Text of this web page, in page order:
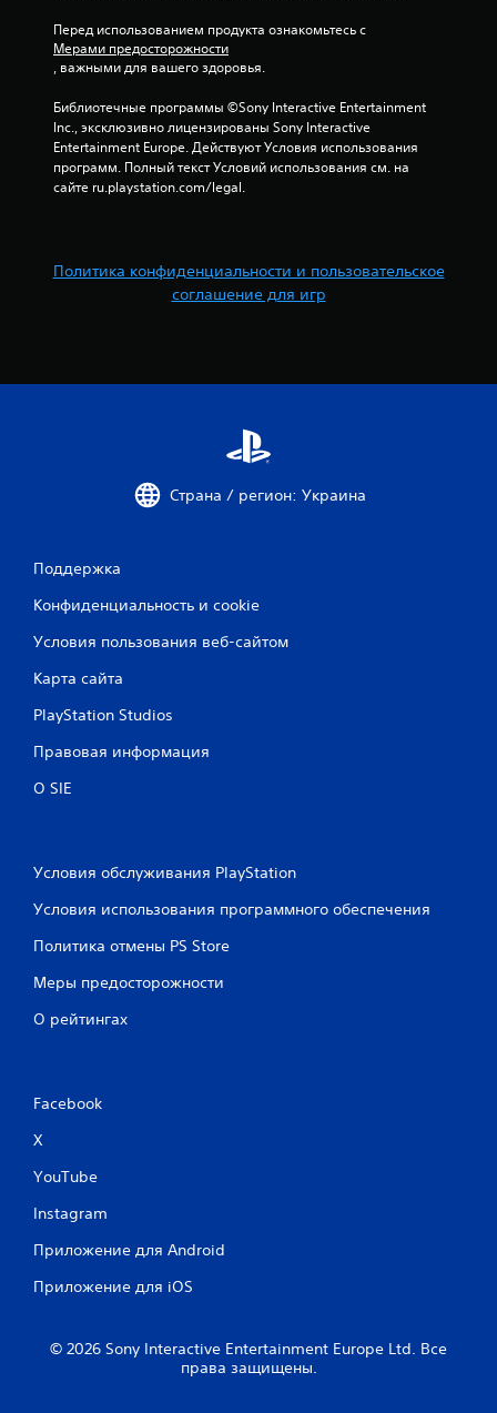
и
3
5
о
н
Перед использованием продукта ознакомьтесь с
Мерами предосторожности
, важными для вашего здоровья.
Библиотечные программы ©Sony Interactive Entertainment
Inc., эксклюзивно лицензированы Sony Interactive
Entertainment Europe. Действуют Условия использования
программ. Полный текст Условий использования см. на
сайте ru.playstation.com/legal.
Политика конфиденциальности и пользовательское
соглашение для игр
Страна / регион: Украина
Поддержка
Конфиденциальность и cookie
Условия пользования веб-сайтом
Карта сайта
PlayStation Studios
Правовая информация
О SIE
Условия обслуживания PlayStation
Условия использования программного обеспечения
Политика отмены PS Store
Меры предосторожности
О рейтингах
Facebook
X
YouTube
Instagram
Приложение для Android
Приложение для iOS
© 2026 Sony Interactive Entertainment Europe Ltd. Все
права защищены.